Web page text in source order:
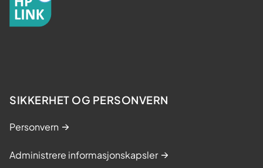
SIKKERHET OG PERSONVERN
Personvern
Administrere informasjonskapsler